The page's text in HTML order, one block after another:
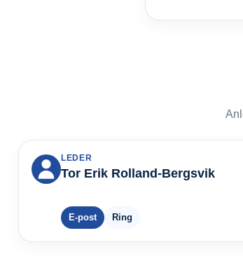
LEDER
Tor Erik Rolland-Bergsvik
E-post Ring